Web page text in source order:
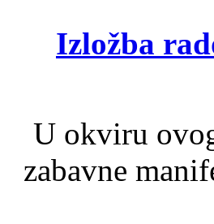
Izložba
U okviru
zabavne